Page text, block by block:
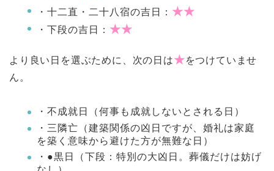
・十二直・二十八宿の吉日： ★★
・下段の吉日： ★★
より良い日を選ぶために、次の日は★をつけていませ
ん。
・不成就日（何事も成就しないとされる日）
・三隣亡（建築関係の凶日ですが、婚礼は家庭
を築く意味から避けた方が無難な日）
・●黒日（下段：特別の大凶日。葬儀だけは妨げ